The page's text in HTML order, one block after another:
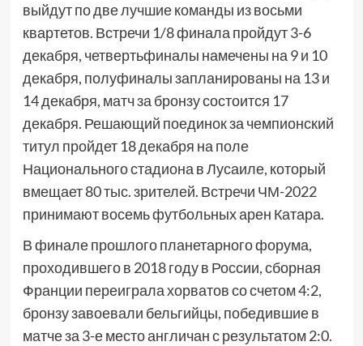
выйдут по две лучшие команды из восьми
квартетов. Встречи 1/8 финала пройдут 3-6
декабря, четвертьфиналы намечены на 9 и 10
декабря, полуфиналы запланированы на 13 и
14 декабря, матч за бронзу состоится 17
декабря. Решающий поединок за чемпионский
титул пройдет 18 декабря на поле
Национального стадиона в Лусаиле, который
вмещает 80 тыс. зрителей. Встречи ЧМ-2022
принимают восемь футбольных арен Катара.
В финале прошлого планетарного форума,
проходившего в 2018 году в России, сборная
Франции переиграла хорватов со счетом 4:2,
бронзу завоевали бельгийцы, победившие в
матче за 3-е место англичан с результатом 2:0.